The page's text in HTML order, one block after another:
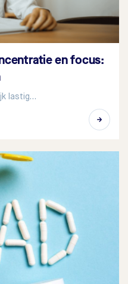
en focus:
lastig…